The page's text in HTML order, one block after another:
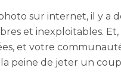
sur internet, il y a
et inexploitables.
et votre
peine de jeter un